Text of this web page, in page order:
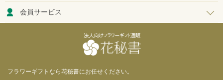
会員サービス
フラワーギフトなら花秘書にお任せください。